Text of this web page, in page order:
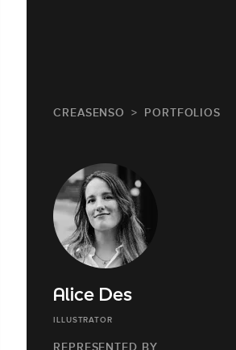
CREASENSO PORTFOLIOS
Alice Des
ILLUSTRATOR
REPRESENTED BY